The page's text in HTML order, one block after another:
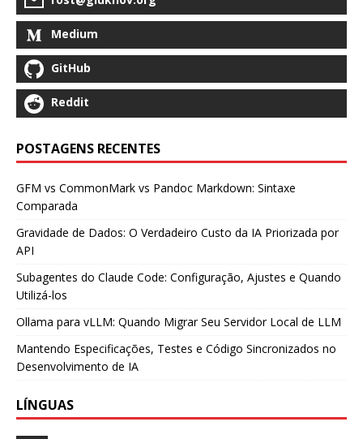
Medium
GitHub
Reddit
POSTAGENS RECENTES
GFM vs CommonMark vs Pandoc Markdown: Sintaxe
Comparada
Gravidade de Dados: O Verdadeiro Custo da IA Priorizada por
API
Subagentes do Claude Code: Configuração, Ajustes e Quando
Utilizá-los
Ollama para vLLM: Quando Migrar Seu Servidor Local de LLM
Mantendo Especificações, Testes e Código Sincronizados no
Desenvolvimento de IA
LÍNGUAS